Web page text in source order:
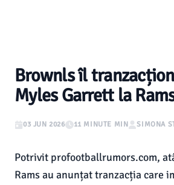
Brownls îl
Myles Garrett la
03 JUN 2026 11 MINUTE MIN SIMONA
Potrivit profootballrumors.com,
Rams au anunțat tranzacția care